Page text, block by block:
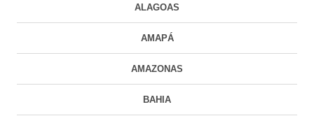
ALAGOAS
AMAPÁ
AMAZONAS
BAHIA